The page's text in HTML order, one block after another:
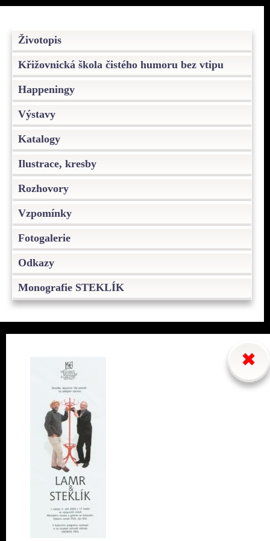
Životopis
Křižovnická škola čistého humoru bez vtipu
Happeningy
Výstavy
Katalogy
Ilustrace, kresby
Rozhovory
Vzpomínky
Fotogalerie
Odkazy
Monografie STEKLÍK